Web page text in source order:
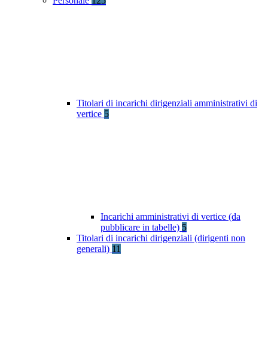
Titolari di incarichi dirigenziali amministrativi di
vertice 5
Incarichi amministrativi di vertice (da
pubblicare in tabelle) 5
Titolari di incarichi dirigenziali (dirigenti non
generali) 11